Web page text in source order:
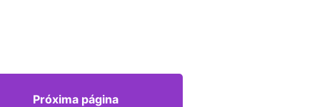
Próxima página